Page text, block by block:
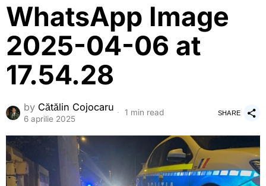
WhatsApp Image
2025-04-06 at
17.54.28
by Cătălin Cojocaru
6 aprilie 2025
1 min read SHARE